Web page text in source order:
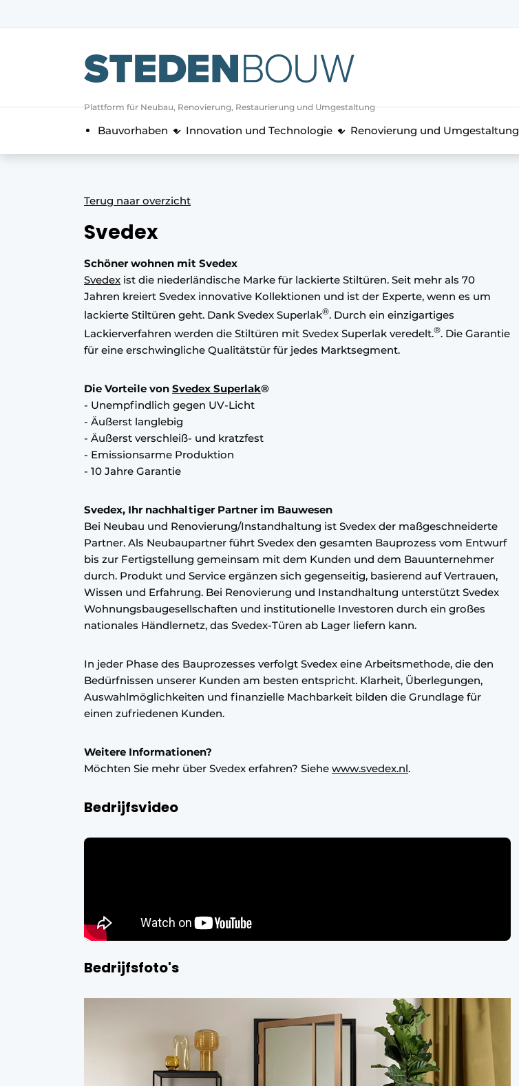
Allgemeine Bedingungen und Konditionen
AutorisierungabmeldenAnmeldung
Unternehmen
Veranstaltung anmelden
Startseite
Meist gelesen
Newsletter
Podcasts
Datenschutz / Cookie-Erklärung
Ein Stellenangebot registrieren
Freie Stellen
Videos
Plattform für Neubau, Renovierung, Restaurierung und Umgestaltung
Bauvorhaben Innovation und Technologie Renovierung und Umgestaltung
Terug naar overzicht
Svedex
Schöner wohnen mit Svedex
Svedex ist die niederländische Marke für lackierte Stiltüren. Seit mehr als 70
Jahren kreiert Svedex innovative Kollektionen und ist der Experte, wenn es um
lackierte Stiltüren geht. Dank Svedex Superlak®. Durch ein einzigartiges
Lackierverfahren werden die Stiltüren mit Svedex Superlak veredelt.®. Die Garantie
für eine erschwingliche Qualitätstür für jedes Marktsegment.
Die Vorteile von Svedex Superlak®
- Unempfindlich gegen UV-Licht
- Äußerst langlebig
- Äußerst verschleiß- und kratzfest
- Emissionsarme Produktion
- 10 Jahre Garantie
Svedex, Ihr nachhaltiger Partner im Bauwesen
Bei Neubau und Renovierung/Instandhaltung ist Svedex der maßgeschneiderte
Partner. Als Neubaupartner führt Svedex den gesamten Bauprozess vom Entwurf
bis zur Fertigstellung gemeinsam mit dem Kunden und dem Bauunternehmer
durch. Produkt und Service ergänzen sich gegenseitig, basierend auf Vertrauen,
Wissen und Erfahrung. Bei Renovierung und Instandhaltung unterstützt Svedex
Wohnungsbaugesellschaften und institutionelle Investoren durch ein großes
nationales Händlernetz, das Svedex-Türen ab Lager liefern kann.
In jeder Phase des Bauprozesses verfolgt Svedex eine Arbeitsmethode, die den
Bedürfnissen unserer Kunden am besten entspricht. Klarheit, Überlegungen,
Auswahlmöglichkeiten und finanzielle Machbarkeit bilden die Grundlage für
einen zufriedenen Kunden.
Weitere Informationen?
Möchten Sie mehr über Svedex erfahren? Siehe www.svedex.nl.
Bedrijfsvideo
Bedrijfsfoto's